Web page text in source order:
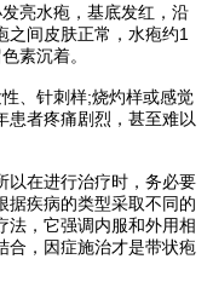
亮水疱，基底发红，沿
之间皮肤正常，水疱约1
素沉着。
、针刺样;烧灼样或感觉
患者疼痛剧烈，甚至难以
在进行治疗时，务必要
据疾病的类型采取不同的
法，它强调内服和外用相
合，因症施治才是带状疱